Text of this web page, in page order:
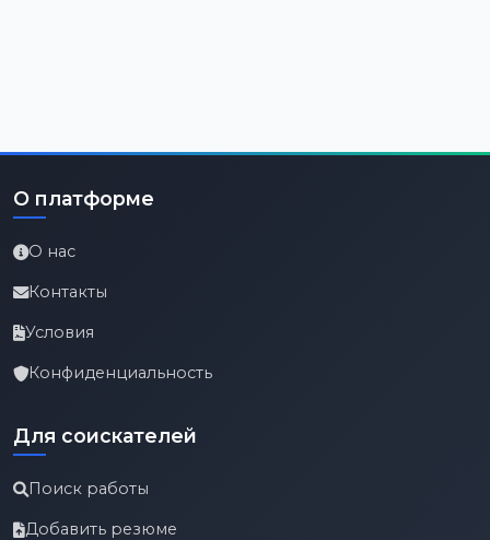
О платформе
О нас
Контакты
Условия
Конфиденциальность
Для соискателей
Поиск работы
Добавить резюме